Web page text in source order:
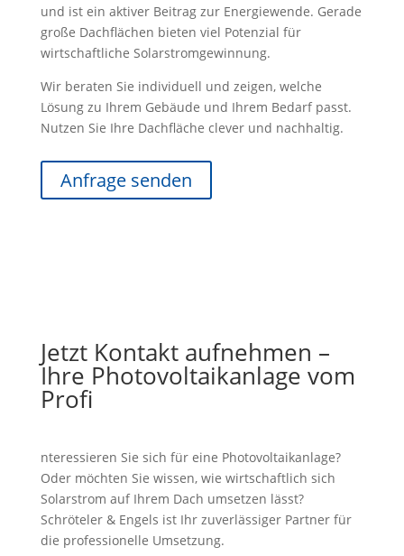
und ist ein aktiver Beitrag zur Energiewende. Gerade
große Dachflächen bieten viel Potenzial für
wirtschaftliche Solarstromgewinnung.
Wir beraten Sie individuell und zeigen, welche
Lösung zu Ihrem Gebäude und Ihrem Bedarf passt.
Nutzen Sie Ihre Dachfläche clever und nachhaltig.
Anfrage senden
Jetzt Kontakt aufnehmen –
Ihre Photovoltaikanlage vom
Profi
nteressieren Sie sich für eine Photovoltaikanlage?
Oder möchten Sie wissen, wie wirtschaftlich sich
Solarstrom auf Ihrem Dach umsetzen lässt?
Schröteler & Engels ist Ihr zuverlässiger Partner für
die professionelle Umsetzung.